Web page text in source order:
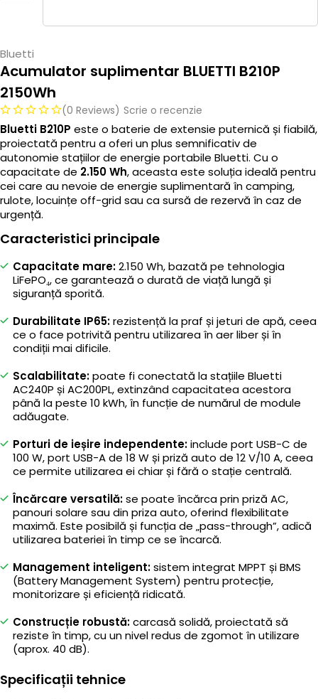
Bluetti
Acumulator suplimentar BLUETTI B210P
2150Wh
(0 Reviews) Scrie o recenzie
Bluetti B210P este o baterie de extensie puternică și fiabilă,
proiectată pentru a oferi un plus semnificativ de
autonomie stațiilor de energie portabile Bluetti. Cu o
capacitate de 2.150 Wh, aceasta este soluția ideală pentru
cei care au nevoie de energie suplimentară în camping,
rulote, locuințe off-grid sau ca sursă de rezervă în caz de
urgență.
Caracteristici principale
Capacitate mare:2.150 Wh, bazată pe tehnologia
LiFePO₄, ce garantează o durată de viață lungă și
siguranță sporită.
Durabilitate IP65:rezistență la praf și jeturi de apă, ceea
ce o face potrivită pentru utilizarea în aer liber și în
condiții mai dificile.
Scalabilitate:poate fi conectată la stațiile Bluetti
AC240P și AC200PL, extinzând capacitatea acestora
până la peste 10 kWh, în funcție de numărul de module
adăugate.
Porturi de ieșire independente:include port USB-C de
100 W, port USB-A de 18 W și priză auto de 12 V/10 A, ceea
ce permite utilizarea ei chiar și fără o stație centrală.
Încărcare versatilă:se poate încărca prin priză AC,
panouri solare sau din priza auto, oferind flexibilitate
maximă. Este posibilă și funcția de „pass-through”, adică
utilizarea bateriei în timp ce se încarcă.
Management inteligent:sistem integrat MPPT și BMS
(Battery Management System) pentru protecție,
monitorizare și eficiență ridicată.
Construcție robustă:carcasă solidă, proiectată să
reziste în timp, cu un nivel redus de zgomot în utilizare
(aprox. 40 dB).
Specificații tehnice